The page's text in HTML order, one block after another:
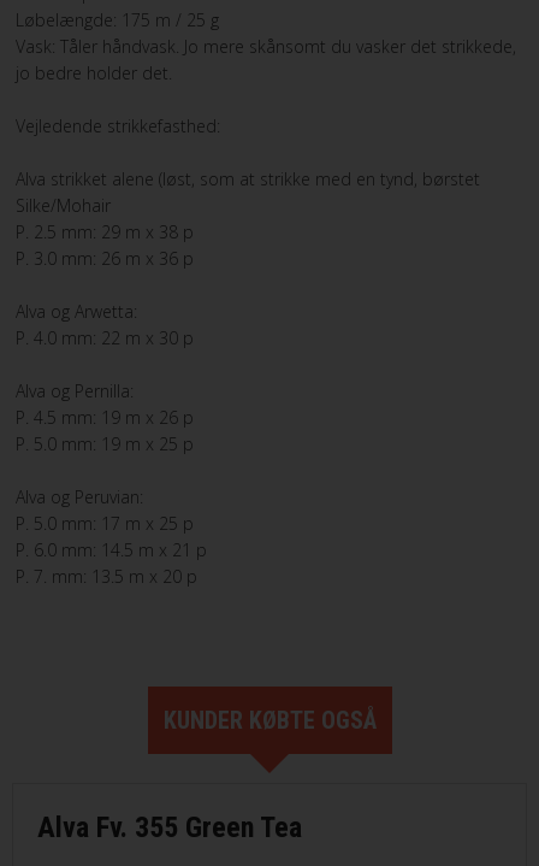
Løbelængde: 175 m / 25 g
Vask: Tåler håndvask. Jo mere skånsomt du vasker det strikkede,
jo bedre holder det.
Vejledende strikkefasthed:
Alva strikket alene (løst, som at strikke med en tynd, børstet
Silke/Mohair
P. 2.5 mm: 29 m x 38 p
P. 3.0 mm: 26 m x 36 p
Alva og Arwetta:
P. 4.0 mm: 22 m x 30 p
Alva og Pernilla:
P. 4.5 mm: 19 m x 26 p
P. 5.0 mm: 19 m x 25 p
Alva og Peruvian:
P. 5.0 mm: 17 m x 25 p
P. 6.0 mm: 14.5 m x 21 p
P. 7. mm: 13.5 m x 20 p
KUNDER KØBTE OGSÅ
Alva Fv. 355 Green Tea